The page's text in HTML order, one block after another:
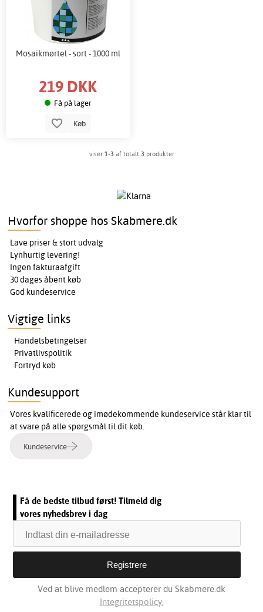
Mosaikmørtel - sort - 1000 ml
219 DKK
Få på lager
Køb
viser 1-3af totalt 3produkter
Hvorfor shoppe hos Skabmere.dk
Lave priser & stort udvalg
Lynhurtig levering!
Ingen fakturaafgift
30 dages åbent køb
God kundeservice
Vigtige links
Handelsbetingelser
Privatlivspolitik
Fortryd køb
Kundesupport
Vores kvalificerede og imødekommende kundeservice står klar til
at svare på alle spørgsmål til dit køb.
Kundeservice
Få de bedste tilbud først! Tilmeld dig
vores nyhedsbrev i dag
Ved at blive medlem accepterer du Skabmere.dk
Integritetspolicy.